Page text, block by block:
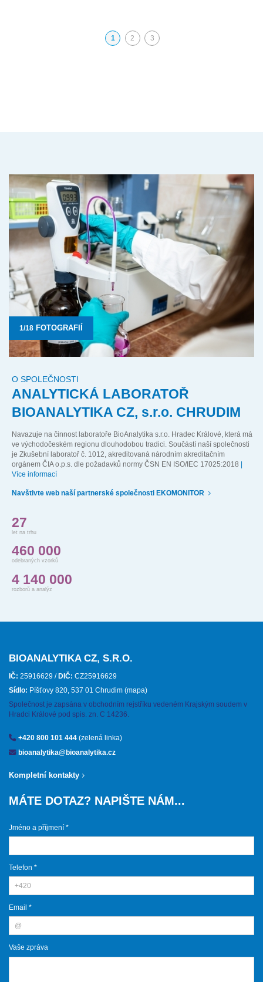
1(aktuální)
2 3
FOTOGRAFIÍ
O SPOLEČNOSTI
ANALYTICKÁ LABORATOŘ
BIOANALYTIKA CZ, s.r.o. CHRUDIM
Navazuje na činnost laboratoře BioAnalytika s.r.o.Hradec Králové, která má
ve východočeském regionu dlouhodobou tradici. Součástí naší společnosti
je Zkušební laboratoř č. 1012, akreditovaná národním akreditačním
orgánem ČIA o.p.s. dle požadavků normy ČSN EN ISO/IEC 17025:2018
Více informací
Navštivte web naší partnerské společnosti EKOMONITOR
27
let na trhu
460 000
odebraných vzorků
4 140 000
rozborů a analýz
BIOANALYTIKA CZ, S.R.O.
IČ: 25916629 /DIČ: CZ25916629
Sídlo: Píšťovy 820, 537 01 Chrudim (mapa)
Společnost je zapsána v obchodním rejstříku vedeném Krajským soudem v
Hradci Králové pod spis. zn. C 14236.
+420 800 101 444 (zelená linka)
bioanalytika@bioanalytika.cz
Kompletní kontakty
MÁTE DOTAZ? NAPIŠTE NÁM...
Jméno a příjmení *
Telefon *
Email *
Vaše zpráva